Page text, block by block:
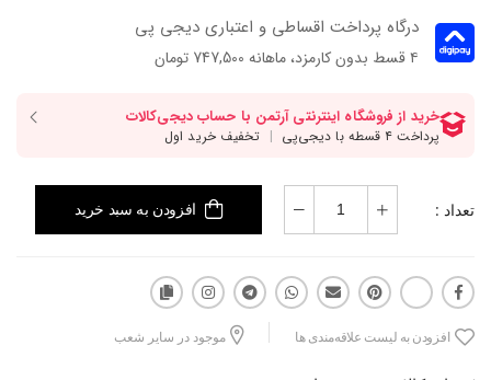
درگاه پرداخت اقساطی و اعتباری دیجی پی
۴ قسط بدون کارمزد، ماهانه 747,500 تومان
تعداد : افزودن به سبد خرید
افزودن به لیست علاقه‌مندی ها موجود در سایر شعب